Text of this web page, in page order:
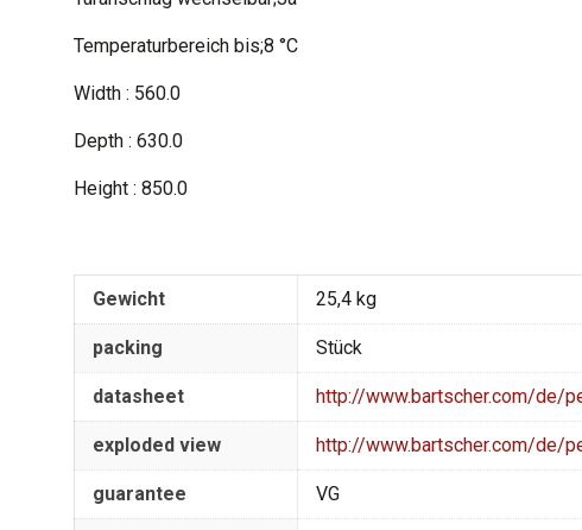
Temperaturbereich bis;8 °C
Width : 560.0
Depth : 630.0
Height : 850.0
Gewicht 25,4 kg
packing Stück
datasheet http://www.bartscher.com/de/
exploded view http://www.bartscher.com/de/
guarantee VG